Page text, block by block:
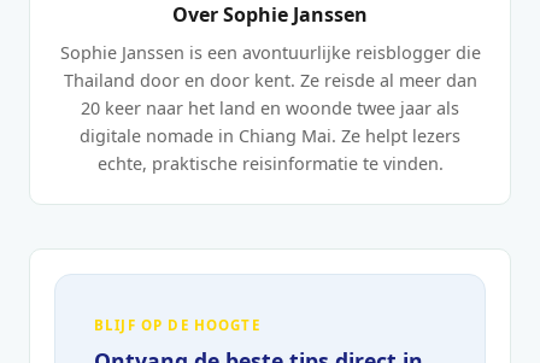
Over Sophie Janssen
Sophie Janssen is een avontuurlijke reisblogger die
Thailand door en door kent. Ze reisde al meer dan
20 keer naar het land en woonde twee jaar als
digitale nomade in Chiang Mai. Ze helpt lezers
echte, praktische reisinformatie te vinden.
BLIJF OP DE HOOGTE